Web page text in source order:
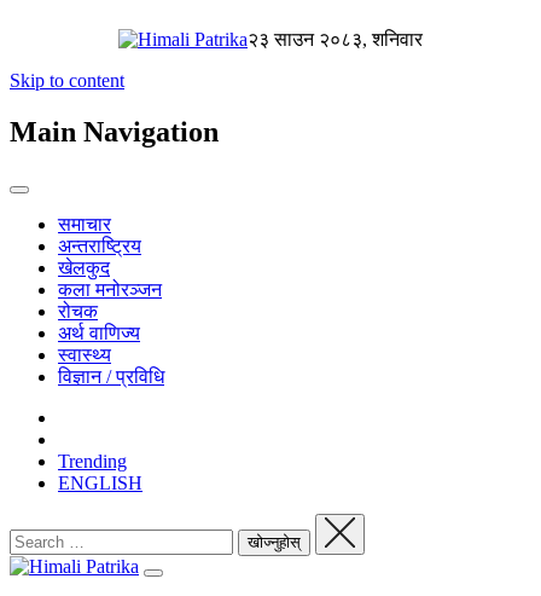
२३ साउन २०८३, शनिवार
Skip to content
Main Navigation
समाचार
अन्तराष्ट्रिय
खेलकुद
कला मनोरञ्जन
रोचक
अर्थ वाणिज्य
स्वास्थ्य
विज्ञान / प्रविधि
Trending
ENGLISH